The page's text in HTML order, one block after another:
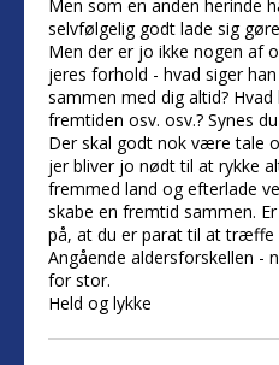
Men som en anden herinde
selvfølgelig godt lade sig
Men der er jo ikke nogen af
jeres forhold - hvad siger
sammen med dig altid?
fremtiden osv. osv.? Synes
Der skal godt nok være tale
jer bliver jo nødt til at rykke
fremmed land og efterlade
skabe en fremtid sammen.
på, at du er parat til at træffe
Angående aldersforskellen -
for stor.
Held og lykke